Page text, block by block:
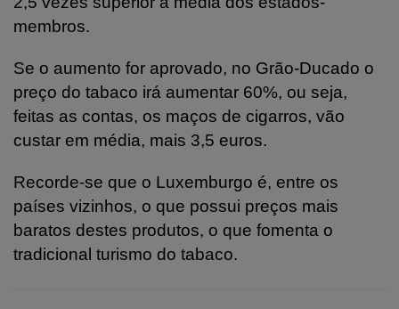
membros.
Se o aumento for aprovado, no Grão-Ducado o
preço do tabaco irá aumentar 60%, ou seja,
feitas as contas, os maços de cigarros, vão
custar em média, mais 3,5 euros.
Recorde-se que o Luxemburgo é, entre os
países vizinhos, o que possui preços mais
baratos destes produtos, o que fomenta o
tradicional turismo do tabaco.